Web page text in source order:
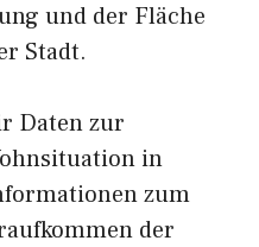
und der Fläche
Stadt.
Daten zur
in
zum
der